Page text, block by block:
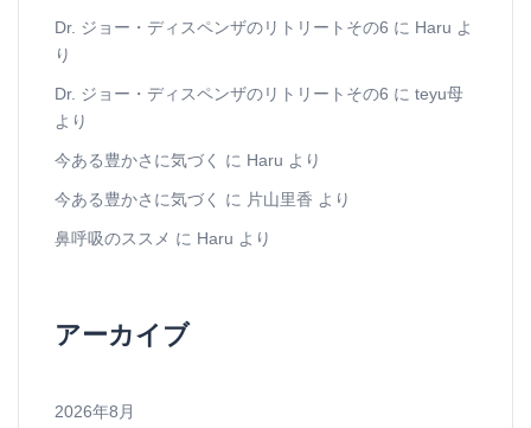
Dr. ジョー・ディスペンザのリトリートその6 に Haru よ
り
Dr. ジョー・ディスペンザのリトリートその6 に teyu母
より
今ある豊かさに気づく に Haru より
今ある豊かさに気づく に 片山里香 より
鼻呼吸のススメ に Haru より
アーカイブ
2026年8月